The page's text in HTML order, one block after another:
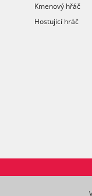
Kmenový hřáč
Hostujicí hráč